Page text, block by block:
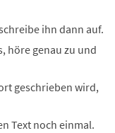
ihn dann auf.
höre genau zu und
geschrieben wird,
Text noch einmal.